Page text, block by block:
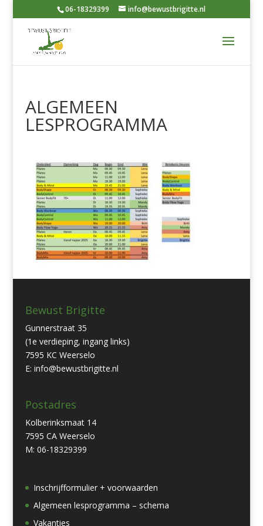
06-18329399 info@bewustbrigitte.nl
ALGEMEEN
LESPROGRAMMA
Bewust Brigitte
Gunnerstraat 35
(1e verdieping, ingang links)
7595 KC Weerselo
E: info@bewustbrigitte.nl
Postadres
Kolberinksmaat 14
7595 CA Weerselo
M: 06-18329399
Inschrijfformulier + voorwaarden
Algemeen lesprogramma – schema
Vakanties